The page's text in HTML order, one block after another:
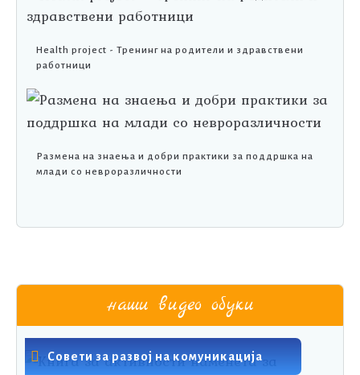
Health project - Тренинг на родители и здравствени
работници
Размена на знаења и добри практики за поддршка на
млади со невроразличности
наши видео обуки
Совети за развој на комуникација